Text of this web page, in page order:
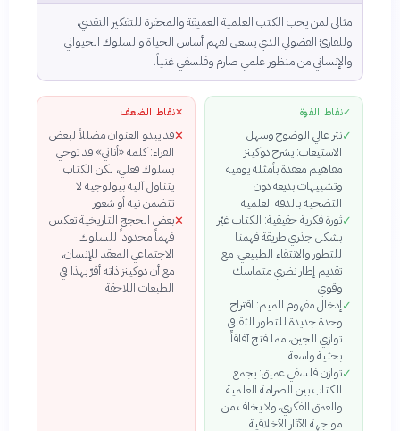
مثالي لمن يحب الكتب العلمية العميقة والمحفزة للتفكير النقدي،
وللقارئ الفضولي الذي يسعى لفهم أساس الحياة والسلوك الحيواني
والإنساني من منظور علمي صارم وفلسفي غنياً.
✓نقاط القوة
✓نثر عالي الوضوح وسهل
الاستيعاب: يشرح دوكينز
مفاهيم معقدة بأمثلة يومية
وتشبيهات بديعة دون
التضحية بالدقة العلمية
✓ثورة فكرية حقيقية: الكتاب غيّر
بشكل جذري طريقة فهمنا
للتطور والانتقاء الطبيعي، مع
تقديم إطار نظري متماسك
وقوي
✓إدخال مفهوم الميم: اقتراح
وحدة جديدة للتطور الثقافي
توازي الجين، مما فتح آفاقاً
بحثية واسعة
✓توازن فلسفي عميق: يجمع
الكتاب بين الصرامة العلمية
والعمق الفكري، ولا يخاف من
مواجهة الآثار الأخلاقية
✕نقاط الضعف
✕قد يبدو العنوان مضللاً لبعض
القراء: كلمة «أناني» قد توحي
بسلوك فعلي، لكن الكتاب
يتناول آلية بيولوجية لا
تتضمن نية أو شعور
✕بعض الحجج التاريخية تعكس
فهماً محدوداً للسلوك
الاجتماعي المعقد للإنسان،
مع أن دوكينز ذاته أقرّ بهذا في
الطبعات اللاحقة